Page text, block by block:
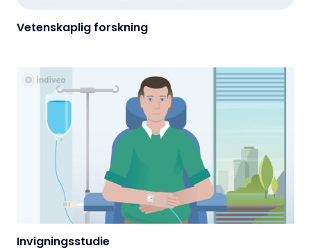
Vetenskaplig forskning
Invigningsstudie